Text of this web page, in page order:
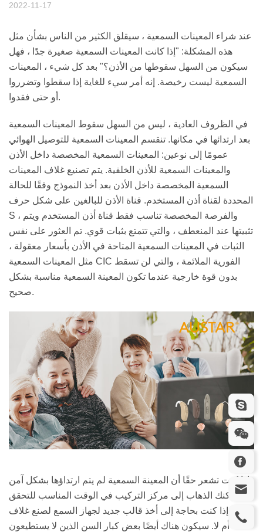
2022-11-17
عند شراء المعينات السمعية ، سيقلق الكثير من الناس بشأن مثل
هذه المشكلة: "إذا كانت المعينات السمعية صغيرة جدًا ، فهل
سيكون من السهل سقوطها من الأذن؟" بعد كل شيء ، المعينات
السمعية ليست رخيصة. إنه أمر سيء للغاية إذا سقطوا وتضرروا
أو حتى فقدوا.
في الظروف العادية ، ليس من السهل سقوط المعينات السمعية
بعد ارتدائها في مكانها. تنقسم المعينات السمعية للتوصيل الهوائي
عمومًا إلى نوعين: المعينات السمعية المخصصة داخل الأذن
والمعينات السمعية للأذن الخلفية. يتم تصنيع غلاف المعينات
السمعية المخصصة داخل الأذن بعد أخذ النموذج وفقًا للحالة
المحددة لقناة أذن المستخدم. قناة الأذن للبالغين على شكل حرف
S ، والفرصة المخصصة تناسب فقط قناة أذن المستخدم ويتم
تثبيتها عند المنعطف ، والتي تتمتع بثبات قوي. تم العثور على نفس
الثبات في المعينات السمعية المتاحة في الأذن بأسعار معقولة ،
مثل المعينات السمعية CIC الفورية الملائمة ، والتي لن تسقط
بدون قوة خارجية عندما تكون المعينة السمعية مناسبة بشكل
صحيح.
إذا كنت تشعر حقًا أن المعينة السمعية لم يتم ارتداؤها بشكل آمن
، فيمكنك الذهاب إلى مركز التركيب في الوقت المناسب للتحقق
مما إذا كنت بحاجة إلى أخذ قالب جديد لجهاز السمع لصنع غلاف
أم لا. سيكون هناك أيضًا بعض كبار السن الذين لا يستطيعون